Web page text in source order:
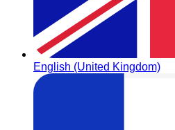
English (United Kingdom)